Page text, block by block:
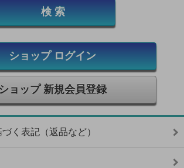
ショップ ログイン
ショップ 新規会員登録
く表記（返品など）